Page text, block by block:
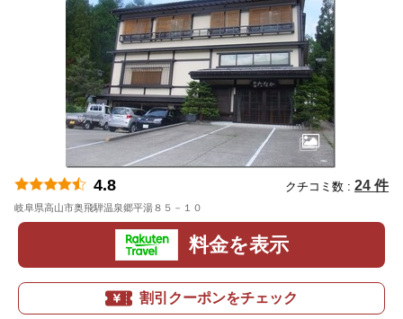
4.8 クチコミ数 : 24 件
岐阜県高山市奥飛騨温泉郷平湯８５－１０
料金を表示
割引クーポンをチェック